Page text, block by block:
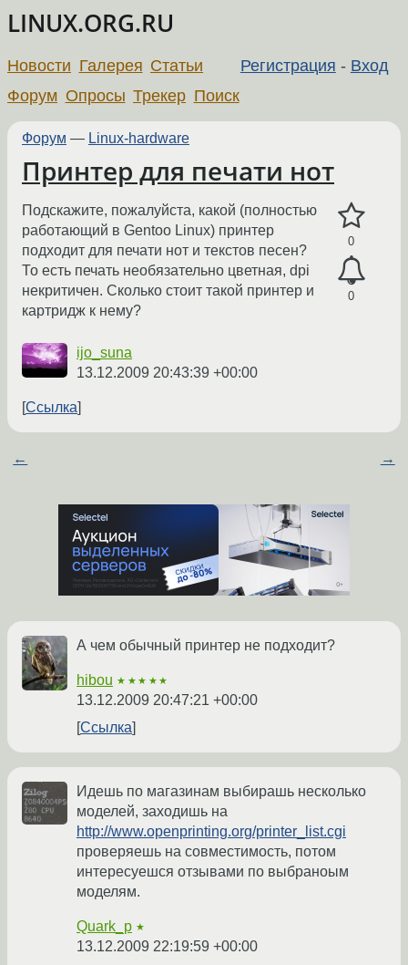
LINUX.ORG.RU
Регистрация - Вход
Новости Галерея Статьи
Форум Опросы Трекер Поиск
Форум — Linux-hardware
Принтер для печати нот
0
0
Подскажите, пожалуйста, какой (полностью
работающий в Gentoo Linux) принтер
подходит для печати нот и текстов песен?
То есть печать необязательно цветная, dpi
некритичен. Сколько стоит такой принтер и
картридж к нему?
ijo_suna
13.12.2009 20:43:39 +00:00
Ссылка
← →
А чем обычный принтер не подходит?
hibou ★★★★★
13.12.2009 20:47:21 +00:00
Ссылка
Идешь по магазинам выбирашь несколько
моделей, заходишь на
http://www.openprinting.org/printer_list.cgi
проверяешь на совместимость, потом
интересуешся отзывами по выбраноым
моделям.
Quark_p ★
13.12.2009 22:19:59 +00:00